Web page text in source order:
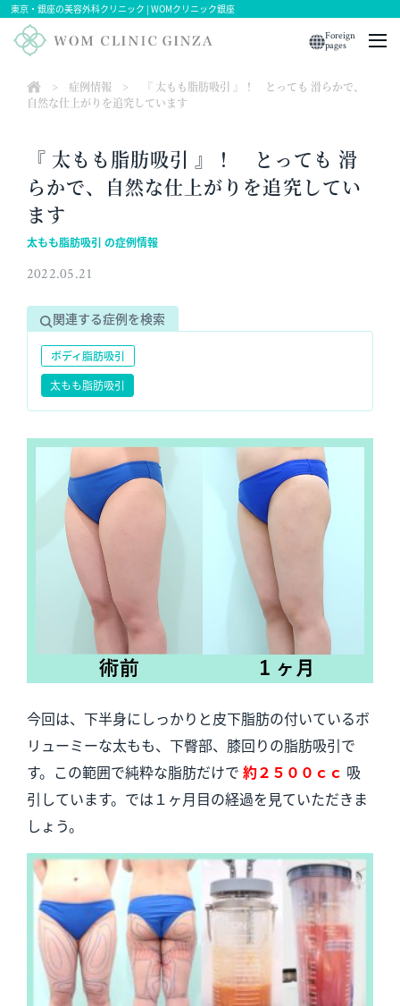
東京・銀座の美容外科クリニック | WOMクリニック銀座
Foreign
pages
> 症例情報 >
『 太もも脂肪吸引 』！ とっても 滑らかで、
自然な仕上がりを追究しています
『 太もも脂肪吸引 』！ とっても 滑
らかで、自然な仕上がりを追究してい
ます
太もも脂肪吸引 の症例情報
2022.05.21
関連する症例を検索
ボディ脂肪吸引
太もも脂肪吸引
今回は、下半身にしっかりと皮下脂肪の付いているボ
リューミーな太もも、下臀部、膝回りの脂肪吸引で
す。この範囲で純粋な脂肪だけで 約２５００ｃｃ 吸
引しています。では１ヶ月目の経過を見ていただきま
しょう。